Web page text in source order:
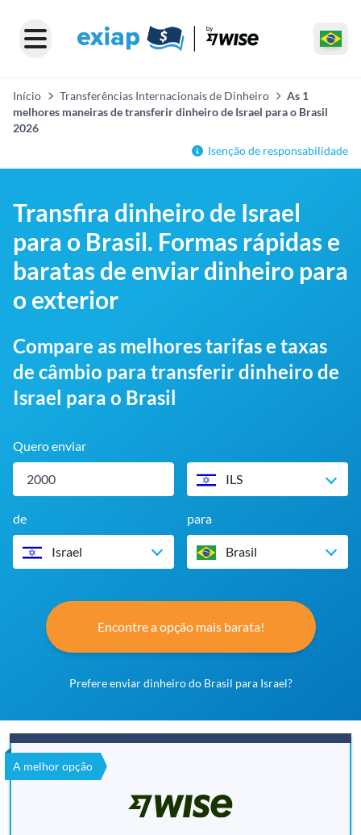
Início Transferências Internacionais de Dinheiro
As 1
melhores maneiras de transferir dinheiro de Israel para o Brasil
2026
Isenção de responsabilidade
Transfira dinheiro de Israel
para o Brasil. Formas rápidas e
baratas de enviar dinheiro para
o exterior
Compare as melhores tarifas e taxas
de câmbio para transferir dinheiro de
Israel para o Brasil
Quero enviar
ILS
de
Israel
para
Brasil
Encontre a opção mais barata!
Prefere enviar dinheiro do Brasil para Israel?
A melhor opção